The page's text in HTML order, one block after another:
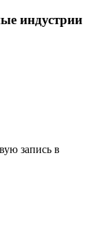
индустрии
запись в